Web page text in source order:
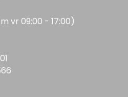
vr 09:00 - 17:00)